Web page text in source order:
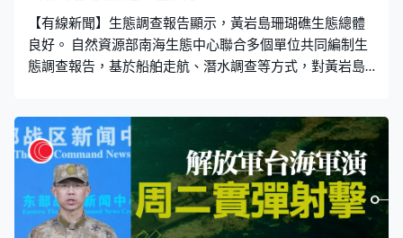
【有線新聞】生態調查報告顯示，黃岩島珊瑚礁生態總體
良好。 自然資源部南海生態中心聯合多個單位共同編制生
態調查報告，基於船舶走航、潛水調查等方式，對黃岩島
家一二級保護野生動物。 報告指自設立黃岩島國家級自然
保護區，通過實施嚴格的保護管理和必要的生態修復，有
助維持和提升區內珊瑚礁生態系統的多樣性、穩定性及持
續性。